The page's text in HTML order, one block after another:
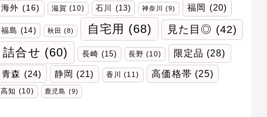
海外 (16) 滋賀 (10) 石川 (13) 神奈川 (9) 福岡 (20)
福島 (14) 秋田 (8) 自宅用 (68) 見た目◎ (42)
詰合せ (60) 長崎 (15) 長野 (10) 限定品 (28)
青森 (24) 静岡 (21) 香川 (11) 高価格帯 (25)
高知 (10) 鹿児島 (9)